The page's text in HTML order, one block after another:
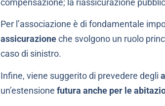
compensazione; la riassicurazione
Per l’associazione è di fondamentale
assicurazioneche svolgono un ruolo
caso di sinistro.
Infine, viene suggerito di prevedere degli
un’estensione futura anche per le